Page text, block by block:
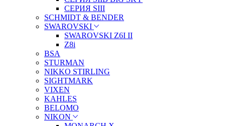
СЕРИЯ SIII
SCHMIDT & BENDER
SWAROVSKI
SWAROVSKI Z6I II
Z8i
BSA
STURMAN
NIKKO STIRLING
SIGHTMARK
VIXEN
KAHLES
BELOMO
NIKON